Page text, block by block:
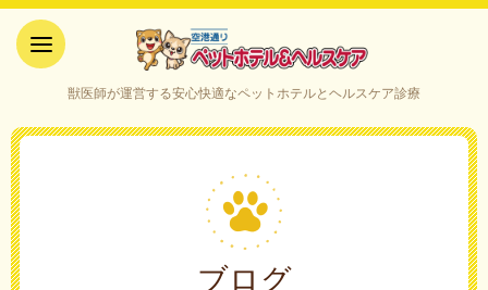
ケア｜山口県宇部市
獣医師が運営する安心快適なペットホテルとヘルスケア診療